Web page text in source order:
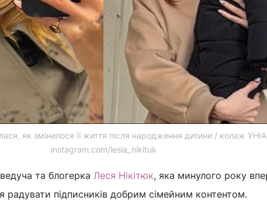
як змінилося її життя після народження дитини / колаж
instagram.com/lesia_nikituk
та блогерка Леся Нікітюк, яка минулого року
підписників добрим сімейним контентом.